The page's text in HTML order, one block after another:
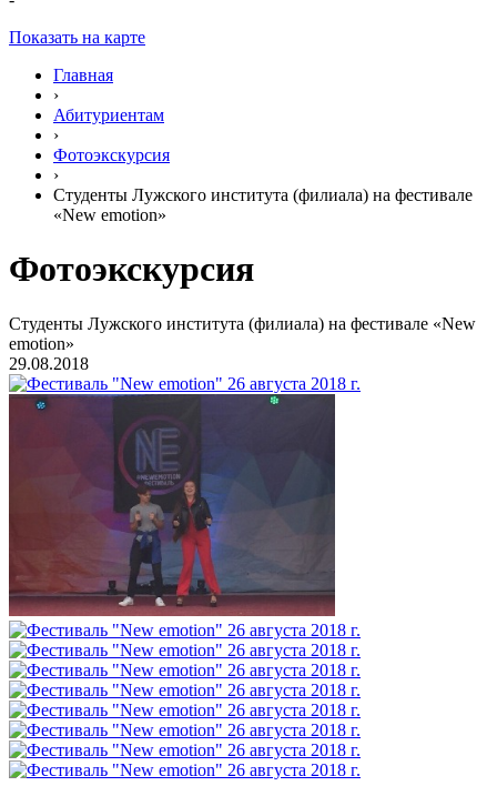
Показать на карте
Главная
›
Абитуриентам
›
Фотоэкскурсия
›
Студенты Лужского института (филиала) на фестивале
«New emotion»
Фотоэкскурсия
Студенты Лужского института (филиала) на фестивале «New
emotion»
29.08.2018